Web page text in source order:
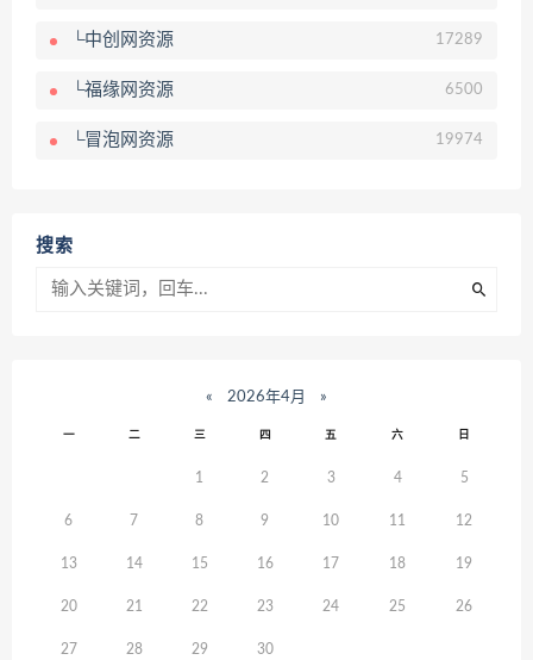
└中创网资源 17289
└福缘网资源 6500
└冒泡网资源 19974
搜索
« 2026年4月 »
一 二 三 四 五 六 日
1 2 3 4 5
6 7 8 9 10 11 12
13 14 15 16 17 18 19
20 21 22 23 24 25 26
27 28 29 30